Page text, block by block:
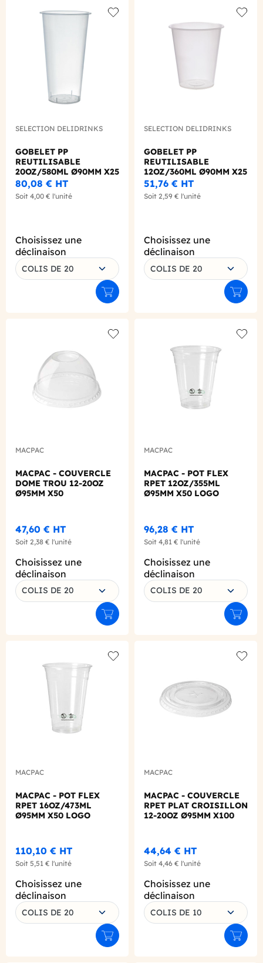
Add to wishlist
SELECTION DELIDRINKS
GOBELET PP
REUTILISABLE
20OZ/580ML Ø90MM X25
80,08 € HT
Soit 4,00 € l'unité
Choisissez une
déclinaison
COLIS DE 20
Ajouter au panier
SELECTION DELIDRINKS
GOBELET PP
REUTILISABLE
12OZ/360ML Ø90MM X25
51,76 € HT
Soit 2,59 € l'unité
Choisissez une
déclinaison
COLIS DE 20
Add to wishlist
MACPAC
MACPAC - COUVERCLE
DOME TROU 12-20OZ
Ø95MM X50
47,60 € HT
Soit 2,38 € l'unité
Choisissez une
déclinaison
COLIS DE 20
Ajouter au panier
MACPAC
MACPAC - POT FLEX
RPET 12OZ/355ML
Ø95MM X50 LOGO
96,28 € HT
Soit 4,81 € l'unité
Choisissez une
déclinaison
COLIS DE 20
MACPAC
MACPAC - POT FLEX
RPET 16OZ/473ML
Ø95MM X50 LOGO
110,10 € HT
Soit 5,51 € l'unité
Choisissez une
déclinaison
COLIS DE 20
Ajouter au panier
MACPAC
MACPAC - COUVERCLE
RPET PLAT CROISILLON
12-20OZ Ø95MM X100
44,64 € HT
Soit 4,46 € l'unité
Choisissez une
déclinaison
COLIS DE 10